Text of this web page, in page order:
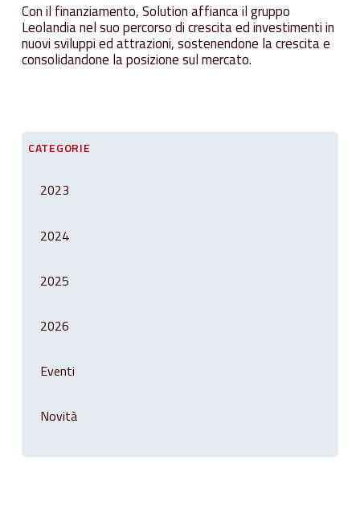
Con il finanziamento, Solution affianca il gruppo
Leolandia nel suo percorso di crescita ed investimenti in
nuovi sviluppi ed attrazioni, sostenendone la crescita e
consolidandone la posizione sul mercato.
CATEGORIE
2023
2024
2025
2026
Eventi
Novità